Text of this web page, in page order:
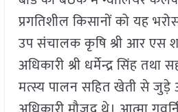
प्रगतिशील किसानों को यह
उप संचालक कृषि श्री आर एस
अधिकारी श्री धर्मेन्द्र सिंह तथा
मत्स्य पालन सहित खेती से जुड़े